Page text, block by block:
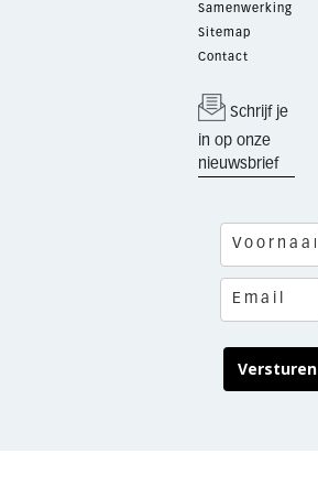
Samenwerking
Sitemap
Contact
Schrijf je
in op onze
nieuwsbrief
Versturen